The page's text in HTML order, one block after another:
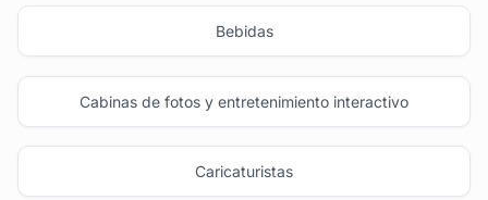
Bebidas
Cabinas de fotos y entretenimiento interactivo
Caricaturistas